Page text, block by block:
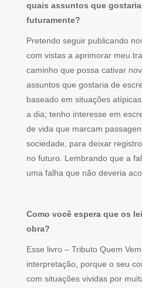
quais assuntos que
futuramente?
Pretendo seguir publicando
com vistas a aprimorar meu
caminho que possa cativar
assuntos que gostaria de
baseado em situações
a dia; tenho interesse em
de vida que marcam
sociedade, para deixar
no futuro. Lembrando que a
uma falha que não deveria
Como você espera que os
obra?
Esse livro – Tributo Quem
interpretação, porque o seu
com situações vividas por